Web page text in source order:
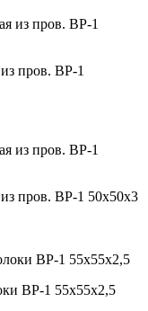
пров. ВР-1
пров. ВР-1 50х50х3
ВР-1 55х55х2,5